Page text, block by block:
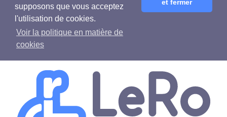
supposons que vous acceptez
l'utilisation de cookies.
Voir la politique en matière de
cookies
et fermer